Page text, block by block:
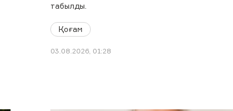
табылды.
Қоғам
03.08.2026, 01:28